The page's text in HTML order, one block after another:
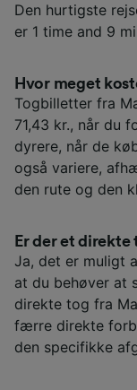
Den hurtigste
er 1 time and 9
Hvor meget
Togbilletter fra
71,43 kr., når du
dyrere, når de
også variere,
den rute og den
Er der et
Ja, det er muligt
at du behøver at
direkte tog fra
færre direkte
den specifikke